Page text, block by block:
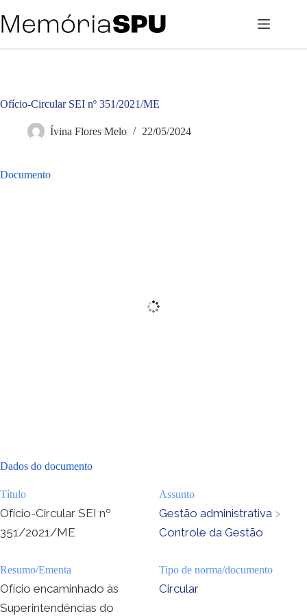
para
o
Ofício-Circular SEI nº 351/2021/ME
Ívina Flores Melo 22/05/2024
Documento
Dados do documento
Título
Ofício-Circular SEI nº
351/2021/ME
Resumo/Ementa
Ofício encaminhado às
Superintendências do
Assunto
Gestão administrativa >
Controle da Gestão
Tipo de norma/documento
Circular